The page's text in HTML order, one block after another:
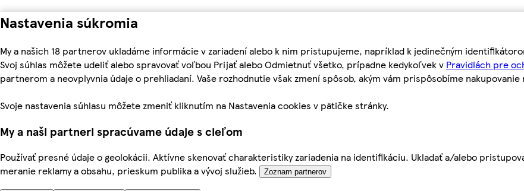
Nastavenia súkromia
My a našich 18 partnerov ukladáme informácie v zariadení alebo k nim pristupujeme, napríklad k jedinečným
Svoj súhlas môžete udeliť alebo spravovať voľbou Prijať alebo Odmietnuť všetko, prípadne kedykoľvek v Pravidlách pre
partnerom a neovplyvnia údaje o prehliadaní. Vaše rozhodnutie však zmení spôsob, akým vám prispôsobíme nakupovanie
Svoje nastavenia súhlasu môžete zmeniť kliknutím na Nastavenia cookies v pätičke stránky.
My a naši partneri spracúvame údaje s cieľom
Používať presné údaje o geolokácii. Aktívne skenovať charakteristiky zariadenia na identifikáciu. Ukladať a/alebo
meranie reklamy a obsahu, prieskum publika a vývoj služieb.
Zoznam partnerov